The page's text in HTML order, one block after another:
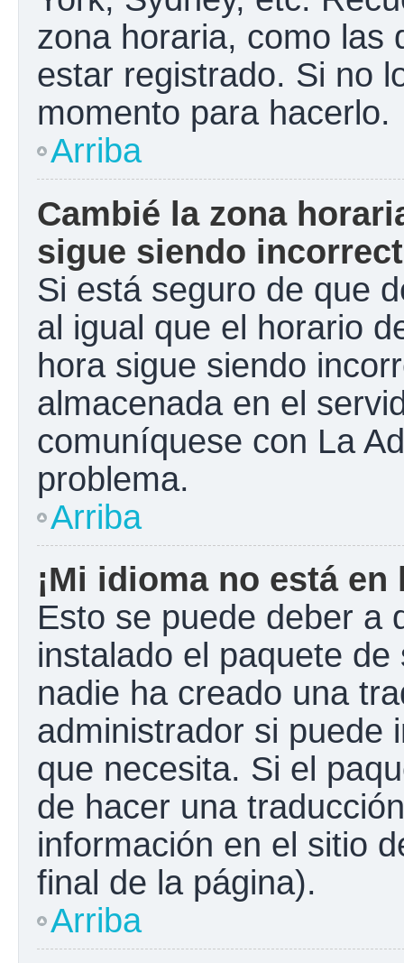
zona horaria, como las
estar registrado. Si no
momento para hacerlo.
Arriba
Cambié la zona
sigue siendo
Si está seguro de que
al igual que el horario
hora sigue siendo
almacenada en el
comuníquese con La
problema.
Arriba
¡Mi idioma no está
Esto se puede deber a
instalado el paquete
nadie ha creado una
administrador si puede
que necesita. Si el
de hacer una
información en el sitio
final de la página).
Arriba